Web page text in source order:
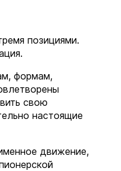
позициями.
формам,
свою
настоящие
движение,